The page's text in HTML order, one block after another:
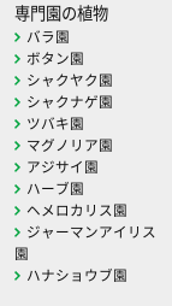
専門園の植物
バラ園
ボタン園
シャクヤク園
シャクナゲ園
ツバキ園
マグノリア園
アジサイ園
ハーブ園
ヘメロカリス園
ジャーマンアイリス
園
ハナショウブ園